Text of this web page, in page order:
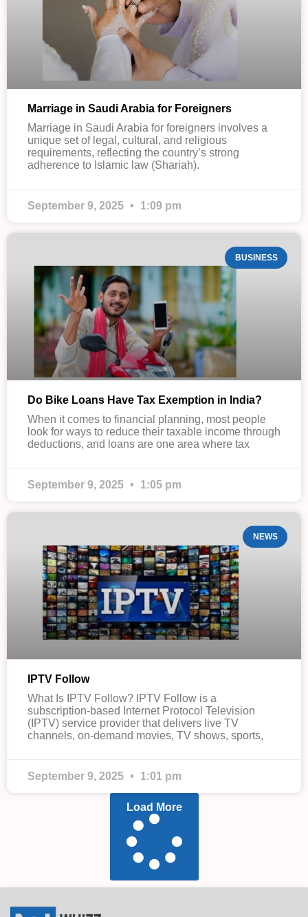
Marriage in Saudi Arabia for Foreigners
Marriage in Saudi Arabia for foreigners involves a
unique set of legal, cultural, and religious
requirements, reflecting the country’s strong
adherence to Islamic law (Shariah).
September 9, 2025 1:09 pm
BUSINESS
Do Bike Loans Have Tax Exemption in India?
When it comes to financial planning, most people
look for ways to reduce their taxable income through
deductions, and loans are one area where tax
September 9, 2025 1:05 pm
NEWS
IPTV Follow
What Is IPTV Follow? IPTV Follow is a
subscription-based Internet Protocol Television
(IPTV) service provider that delivers live TV
channels, on-demand movies, TV shows, sports,
September 9, 2025 1:01 pm
Load More